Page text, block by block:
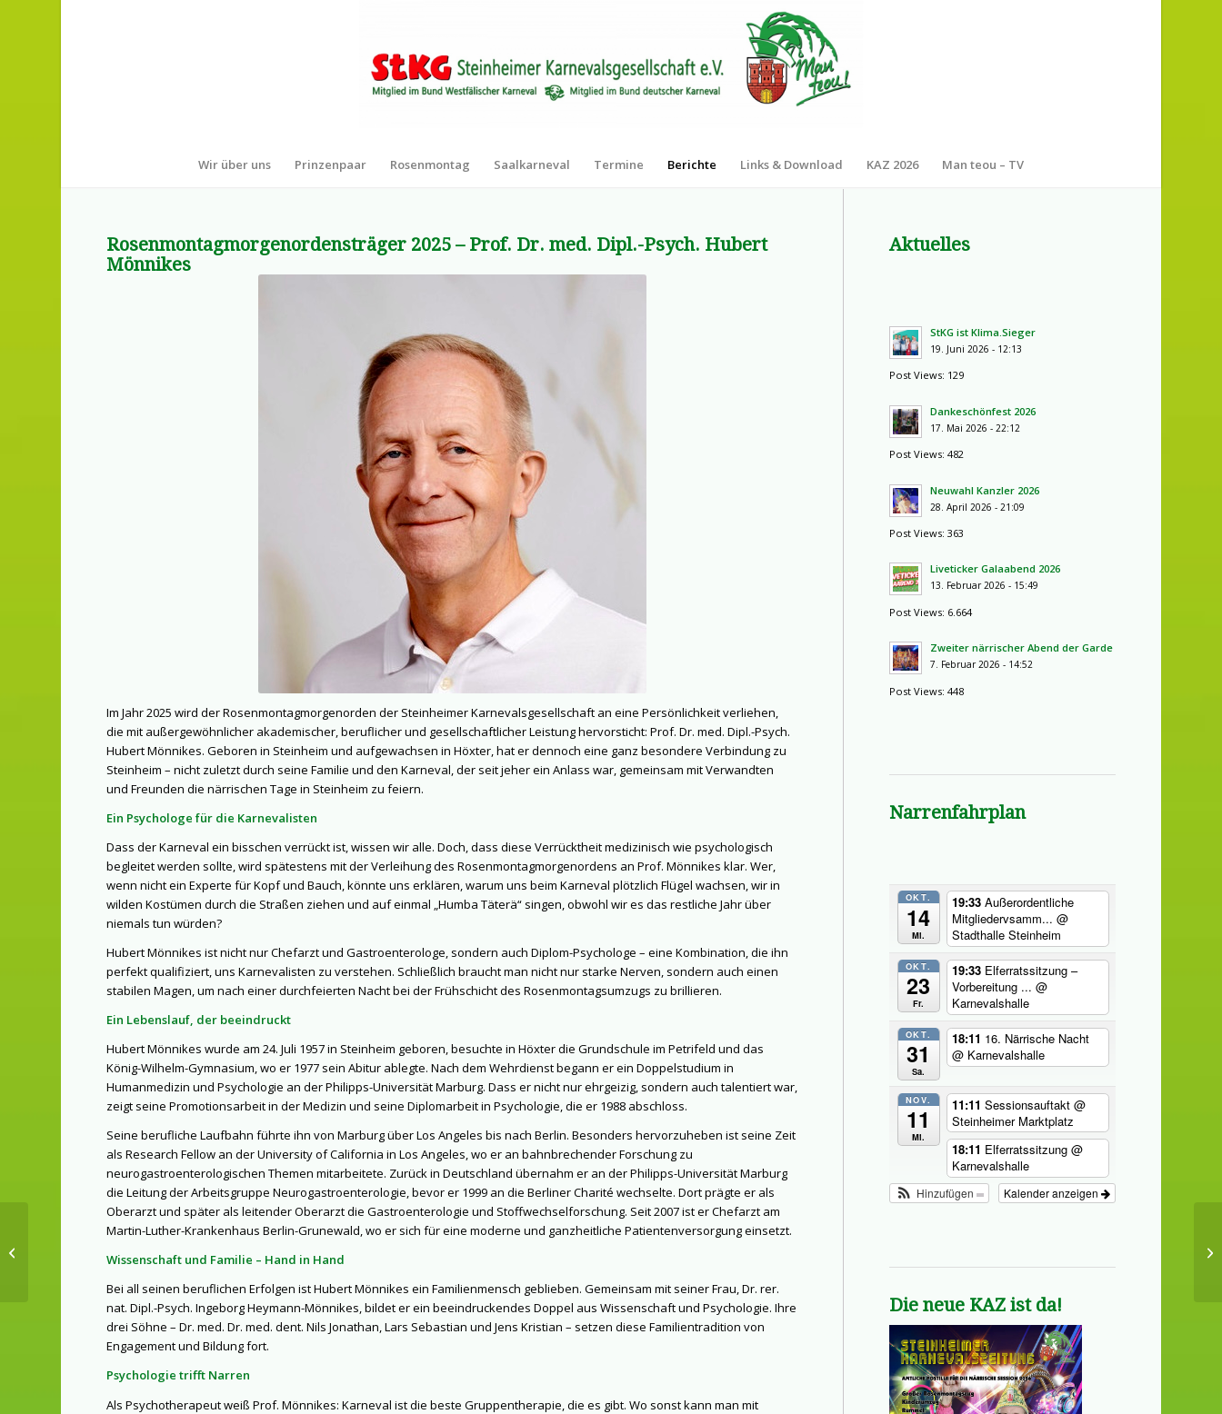
Wir über uns Prinzenpaar Rosenmontag Saalkarneval Termine Berichte Links & Download KAZ 2026 Man teou – TV
Rosenmontagmorgenordensträger 2025 – Prof. Dr. med. Dipl.-Psych. Hubert
Mönnikes
Im Jahr 2025 wird der Rosenmontagmorgenorden der Steinheimer Karnevalsgesellschaft an eine Persönlichkeit verliehen,
die mit außergewöhnlicher akademischer, beruflicher und gesellschaftlicher Leistung hervorsticht: Prof. Dr. med. Dipl.-Psych.
Hubert Mönnikes. Geboren in Steinheim und aufgewachsen in Höxter, hat er dennoch eine ganz besondere Verbindung zu
Steinheim – nicht zuletzt durch seine Familie und den Karneval, der seit jeher ein Anlass war, gemeinsam mit Verwandten
und Freunden die närrischen Tage in Steinheim zu feiern.
Ein Psychologe für die Karnevalisten
Dass der Karneval ein bisschen verrückt ist, wissen wir alle. Doch, dass diese Verrücktheit medizinisch wie psychologisch
begleitet werden sollte, wird spätestens mit der Verleihung des Rosenmontagmorgenordens an Prof. Mönnikes klar. Wer,
wenn nicht ein Experte für Kopf und Bauch, könnte uns erklären, warum uns beim Karneval plötzlich Flügel wachsen, wir in
wilden Kostümen durch die Straßen ziehen und auf einmal „Humba Täterä“ singen, obwohl wir es das restliche Jahr über
niemals tun würden?
Hubert Mönnikes ist nicht nur Chefarzt und Gastroenterologe, sondern auch Diplom-Psychologe – eine Kombination, die ihn
perfekt qualifiziert, uns Karnevalisten zu verstehen. Schließlich braucht man nicht nur starke Nerven, sondern auch einen
stabilen Magen, um nach einer durchfeierten Nacht bei der Frühschicht des Rosenmontagsumzugs zu brillieren.
Ein Lebenslauf, der beeindruckt
Hubert Mönnikes wurde am 24. Juli 1957 in Steinheim geboren, besuchte in Höxter die Grundschule im Petrifeld und das
König-Wilhelm-Gymnasium, wo er 1977 sein Abitur ablegte. Nach dem Wehrdienst begann er ein Doppelstudium in
Humanmedizin und Psychologie an der Philipps-Universität Marburg. Dass er nicht nur ehrgeizig, sondern auch talentiert war,
zeigt seine Promotionsarbeit in der Medizin und seine Diplomarbeit in Psychologie, die er 1988 abschloss.
Seine berufliche Laufbahn führte ihn von Marburg über Los Angeles bis nach Berlin. Besonders hervorzuheben ist seine Zeit
als Research Fellow an der University of California in Los Angeles, wo er an bahnbrechender Forschung zu
neurogastroenterologischen Themen mitarbeitete. Zurück in Deutschland übernahm er an der Philipps-Universität Marburg
die Leitung der Arbeitsgruppe Neurogastroenterologie, bevor er 1999 an die Berliner Charité wechselte. Dort prägte er als
Oberarzt und später als leitender Oberarzt die Gastroenterologie und Stoffwechselforschung. Seit 2007 ist er Chefarzt am
Martin-Luther-Krankenhaus Berlin-Grunewald, wo er sich für eine moderne und ganzheitliche Patientenversorgung einsetzt.
Wissenschaft und Familie – Hand in Hand
Bei all seinen beruflichen Erfolgen ist Hubert Mönnikes ein Familienmensch geblieben. Gemeinsam mit seiner Frau, Dr. rer.
nat. Dipl.-Psych. Ingeborg Heymann-Mönnikes, bildet er ein beeindruckendes Doppel aus Wissenschaft und Psychologie. Ihre
drei Söhne – Dr. med. Dr. med. dent. Nils Jonathan, Lars Sebastian und Jens Kristian – setzen diese Familientradition von
Engagement und Bildung fort.
Psychologie trifft Narren
Als Psychotherapeut weiß Prof. Mönnikes: Karneval ist die beste Gruppentherapie, die es gibt. Wo sonst kann man mit
Aktuelles
StKG ist Klima.Sieger
19. Juni 2026 - 12:13
Post Views: 129
Dankeschönfest 2026
17. Mai 2026 - 22:12
Post Views: 482
Neuwahl Kanzler 2026
28. April 2026 - 21:09
Post Views: 363
Liveticker Galaabend 2026
13. Februar 2026 - 15:49
Post Views: 6.664
Zweiter närrischer Abend der Garde
7. Februar 2026 - 14:52
Post Views: 448
Narrenfahrplan
OKT.
14
Mi.
19:33 Außerordentliche
Mitgliedervsamm... @
Stadthalle Steinheim
OKT.
23
Fr.
19:33 Elferratssitzung –
Vorbereitung ... @
Karnevalshalle
OKT.
31
Sa.
18:11 16. Närrische Nacht
@ Karnevalshalle
NOV.
11
Mi.
11:11 Sessionsauftakt @
Steinheimer Marktplatz
18:11 Elferratssitzung @
Karnevalshalle
Kalender anzeigen
Hinzufügen
Die neue KAZ ist da!